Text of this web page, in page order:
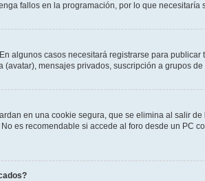
fallos en la programación, por lo que necesitaría
algunos casos necesitará registrarse para
mensajes privados, suscripción a grupos
en una cookie segura, que se elimina al salir
es recomendable si accede al foro desde un PC